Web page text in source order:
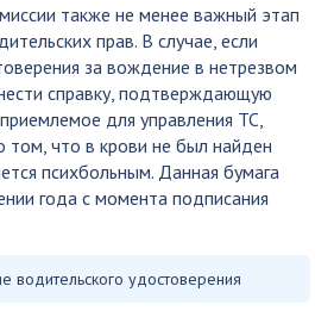
также не менее важный этап
прав. В случае, если
за вождение в нетрезвом
справку, подтверждающую
для управления ТС,
том, что в крови не был найден
психбольным. Данная бумага
года с момента подписания
водительского удостоверения